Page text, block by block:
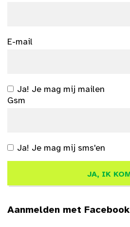
E-mail
Ja! Je mag mij mailen
Gsm
Ja! Je mag mij sms'en
Aanmelden met Facebook